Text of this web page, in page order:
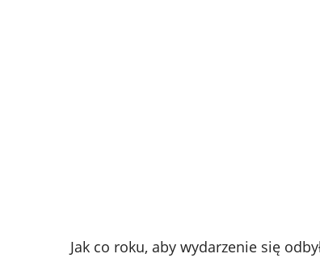
Jak co roku, aby wydarzenie się